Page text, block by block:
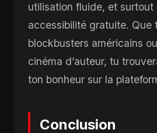
utilisation fluide, et surtout
accessibilité gratuite. Que
blockbusters américains
cinéma d’auteur, tu
ton bonheur sur la
Conclusion